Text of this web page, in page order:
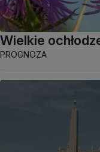
Wielkie
PROGNOZA